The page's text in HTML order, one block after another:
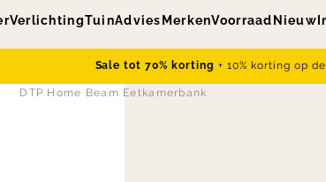
VerlichtingTuinAdvies MerkenVoorraad Nieuw
Sale tot 70% korting + 10% korting op
DTP Home Beam Eetkamerbank